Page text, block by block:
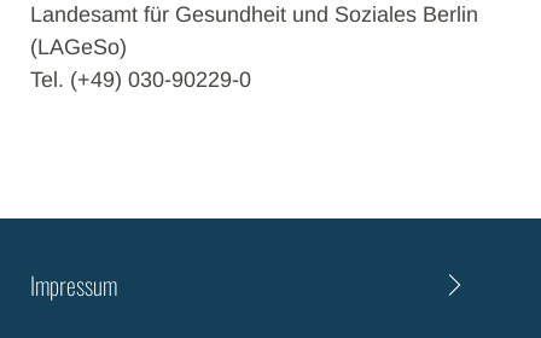
Landesamt für Gesundheit und Soziales Berlin
(LAGeSo)
Tel. (+49) 030-90229-0
Impressum